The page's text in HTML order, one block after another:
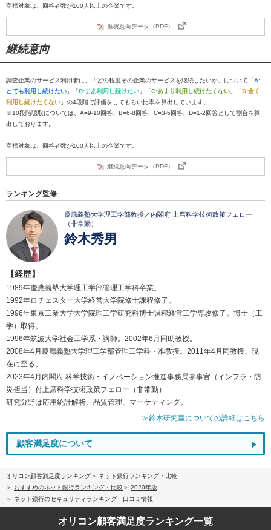
商標対象は、回答者数が100人以上の企業です。
推奨意向データ（PDF）
継続意向
調査企業のサービス利用者に、「どの程度その企業のサービスを継続したいか」について「A:
とても利用し続けたい 」「B:まあ利用し続けたい 」「C:あまり利用し続けたくない 」「D:全く
利用し続けたくない 」の4段階で評価をしてもらい比率を算出しています。
※10段階聴取については、A=9-10回答、B=6-8回答、C=3-5回答、D=1-2回答として割合を算
出しております。
商標対象は、回答者数が100人以上の企業です。
継続意向データ（PDF）
ランキング監修
慶應義塾大学理工学部教授／内閣府 上席科学技術政策フェロー
（非常勤）
鈴木秀男
【経歴】
1989年慶應義塾大学理工学部管理工学科卒業。
1992年ロチェスター大学経営大学院修士課程修了。
1996年東京工業大学大学院理工学研究科博士課程経営工学専攻修了。博士（工
学）取得。
1996年筑波大学社会工学系・講師。2002年6月同助教授。
2008年4月慶應義塾大学理工学部管理工学科・准教授。2011年4月同教授、現
在に至る。
2023年4月内閣府 科学技術・イノベーション推進事務局参事官（インフラ・防
災担当）付上席科学技術政策フェロー（非常勤）
研究分野は応用統計解析、品質管理、マーケティング。
≫鈴木研究室についての詳細はこちら
顧客満足度について
オリコン顧客満足度ランキング
ネット銀行ランキング・比較
おすすめのネット銀行ランキング・比較
2020年版
ネット銀行のセキュリティランキング・口コミ情報
オリコン顧客満足度ランキング一覧